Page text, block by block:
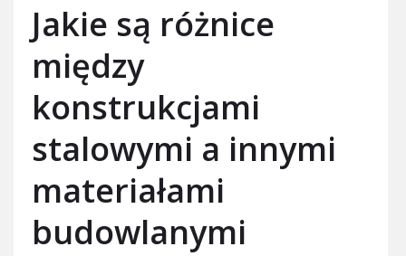
Jakie są różnice
między
konstrukcjami
stalowymi a innymi
materiałami
budowlanymi